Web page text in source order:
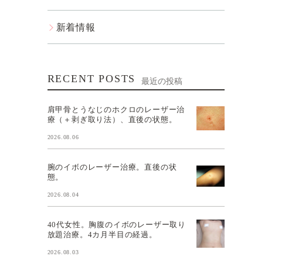
新着情報
RECENT POSTS 最近の投稿
肩甲骨とうなじのホクロのレーザー治
療（＋剥ぎ取り法）、直後の状態。
2026.08.06
腕のイボのレーザー治療。直後の状
態。
2026.08.04
40代女性。胸腹のイボのレーザー取り
放題治療。4カ月半目の経過。
2026.08.03